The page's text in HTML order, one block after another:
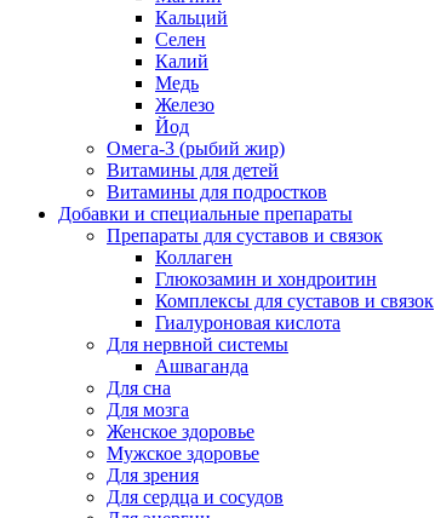
Кальций
Селен
Калий
Медь
Железо
Йод
Омега-3 (рыбий жир)
Витамины для детей
Витамины для подростков
Добавки и специальные препараты
Препараты для суставов и связок
Коллаген
Глюкозамин и хондроитин
Комплексы для суставов и связок
Гиалуроновая кислота
Для нервной системы
Ашваганда
Для сна
Для мозга
Женское здоровье
Мужское здоровье
Для зрения
Для сердца и сосудов